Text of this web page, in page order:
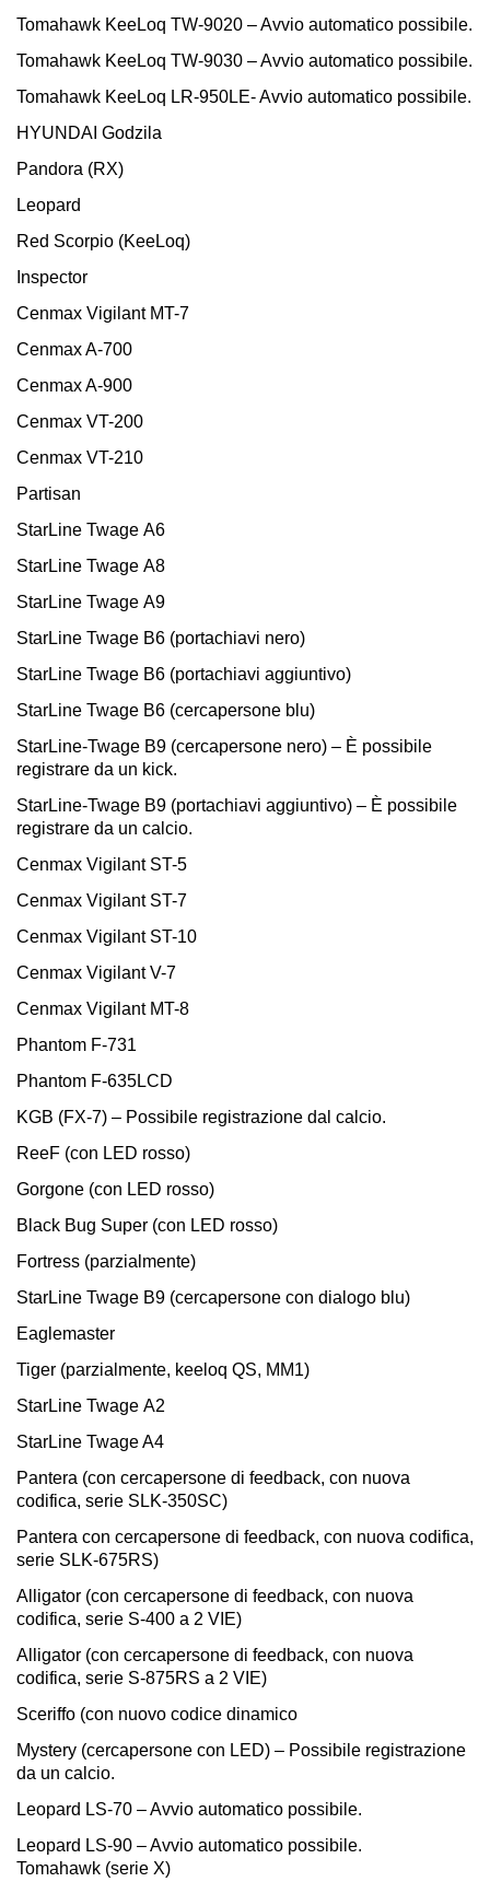
Tomahawk KeeLoq TW-9020 – Avvio automatico possibile.
Tomahawk KeeLoq TW-9030 – Avvio automatico possibile.
Tomahawk KeeLoq LR-950LE- Avvio automatico possibile.
HYUNDAI Godzila
Pandora (RX)
Leopard
Red Scorpio (KeeLoq)
Inspector
Cenmax Vigilant MT-7
Cenmax A-700
Cenmax A-900
Cenmax VT-200
Cenmax VT-210
Partisan
StarLine Twage А6
StarLine Twage А8
StarLine Twage А9
StarLine Twage В6 (portachiavi nero)
StarLine Twage B6 (portachiavi aggiuntivo)
StarLine Twage В6 (cercapersone blu)
StarLine-Twage В9 (cercapersone nero) – È possibile
registrare da un kick.
StarLine-Twage В9 (portachiavi aggiuntivo) – È possibile
registrare da un calcio.
Cenmax Vigilant ST-5
Cenmax Vigilant ST-7
Cenmax Vigilant ST-10
Cenmax Vigilant V-7
Cenmax Vigilant MT-8
Phantom F-731
Phantom F-635LCD
KGB (FX-7) – Possibile registrazione dal calcio.
ReeF (con LED rosso)
Gorgone (con LED rosso)
Black Bug Super (con LED rosso)
Fortress (parzialmente)
StarLine Twage В9 (cercapersone con dialogo blu)
Eaglemaster
Tiger (parzialmente, keeloq QS, MM1)
StarLine Twage А2
StarLine Twage A4
Pantera (con cercapersone di feedback, con nuova
codifica, serie SLK-350SC)
Pantera con cercapersone di feedback, con nuova codifica,
serie SLK-675RS)
Alligator (con cercapersone di feedback, con nuova
codifica, serie S-400 a 2 VIE)
Alligator (con cercapersone di feedback, con nuova
codifica, serie S-875RS a 2 VIE)
Sceriffo (con nuovo codice dinamico
Mystery (cercapersone con LED) – Possibile registrazione
da un calcio.
Leopard LS-70 – Avvio automatico possibile.
Leopard LS-90 – Avvio automatico possibile.
Tomahawk (serie X)